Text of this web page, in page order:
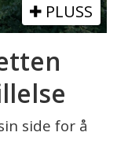
PLUSS
side for å